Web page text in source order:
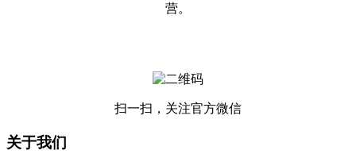
营。
扫一扫，关注官方微信
关于我们